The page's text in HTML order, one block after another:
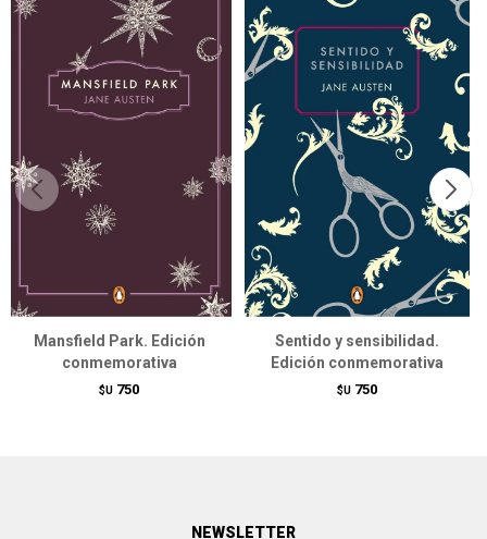
Mansfield Park. Edición
conmemorativa
$U 750
Sentido y sensibilidad.
Edición conmemorativa
$U 750
NEWSLETTER